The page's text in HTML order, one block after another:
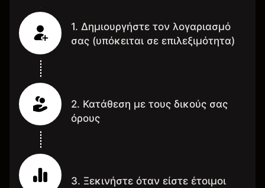
1. Δημιουργήστε τον λογαριασμό
σας (υπόκειται σε επιλεξιμότητα)
2. Κατάθεση με τους δικούς σας
όρους
3. Ξεκινήστε όταν είστε έτοιμοι